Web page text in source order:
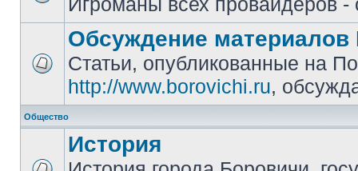
Обсуждение материалов
Статьи, опубликованные на
http://www.borovichi.ru,
Общество
История